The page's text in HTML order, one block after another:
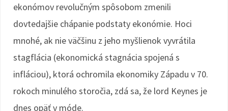
ekonómov revolučným spôsobom zmenili
dovtedajšie chápanie podstaty ekonómie. Hoci
mnohé, ak nie väčšinu z jeho myšlienok vyvrátila
stagflácia (ekonomická stagnácia spojená s
infláciou), ktorá ochromila ekonomiky Západu v 70.
rokoch minulého storočia, zdá sa, že lord Keynes je
dnes opäť v móde.